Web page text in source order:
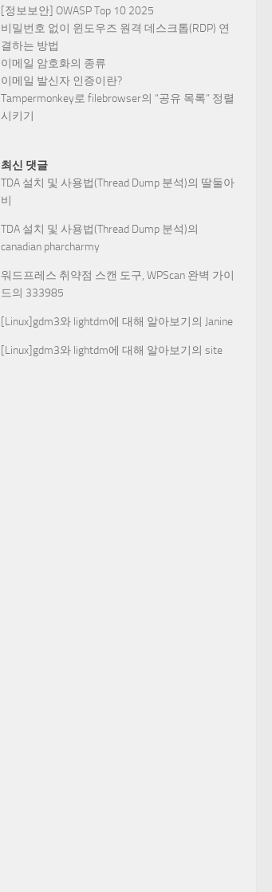
[정보보안] OWASP Top 10 2025
비밀번호 없이 윈도우즈 원격 데스크톱(RDP) 연
결하는 방법
이메일 암호화의 종류
이메일 발신자 인증이란?
Tampermonkey로 filebrowser의 “공유 목록” 정렬
시키기
최신 댓글
TDA 설치 및 사용법(Thread Dump 분석)의 딸둘아
비
TDA 설치 및 사용법(Thread Dump 분석)의
canadian pharcharmy
워드프레스 취약점 스캔 도구, WPScan 완벽 가이
드의 333985
[Linux]gdm3와 lightdm에 대해 알아보기의 Janine
[Linux]gdm3와 lightdm에 대해 알아보기의 site